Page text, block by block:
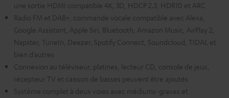
une sortie HDMI compatible 4K, 3D, HDCP 2.3, HDR10 et ARC
Radio FM et DAB+, commande vocale compatible avec Alexa,
Google Assistant, Apple Siri, Bluetooth, Amazon Music, AirPlay 2,
Napster, TuneIn, Deezer, Spotify Connect, Soundcloud, TIDAL et
bien d’autres
Connexion au téléviseur, platines, lecteur CD, console de jeux,
récepteur TV et caisson de basses peuvent être ajoutés
Système complet à deux voies avec médiums-graves et